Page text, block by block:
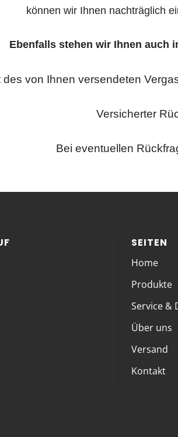
können wir Ihnen nachträglich
Ebenfalls stehen wir Ihnen auch
des von Ihnen versendeten
Versicherter
Bei eventuellen
SEITEN
Home
Produkte
Service &
Über uns
Versand
Kontakt